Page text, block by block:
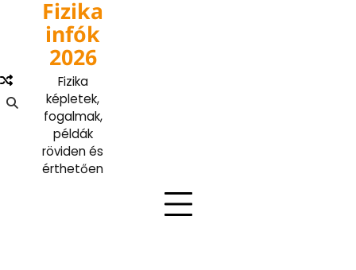
content
Fizika
infók
2026
Fizika
képletek,
fogalmak,
példák
röviden és
érthetően